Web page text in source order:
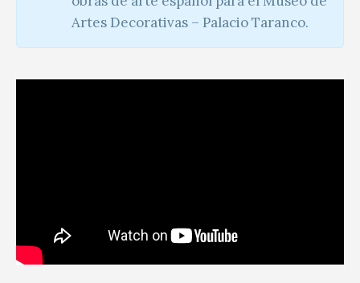
Artes Decorativas – Palacio Taranco.